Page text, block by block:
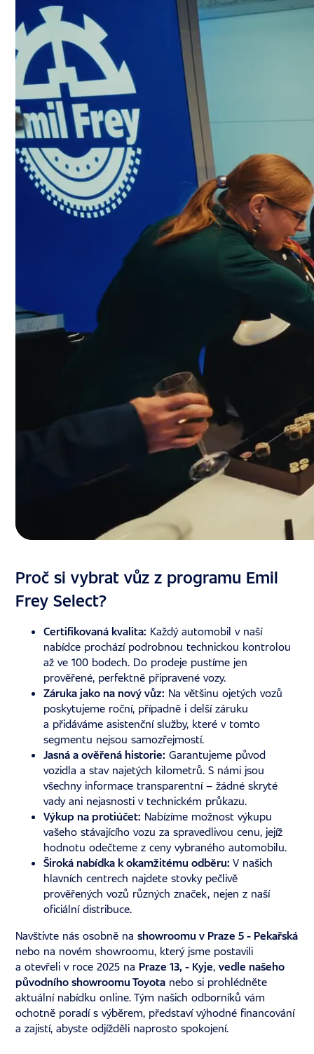
Proč si vybrat vůz z programu Emil
Frey Select?
Certifikovaná kvalita: Každý automobil v naší
nabídce prochází podrobnou technickou kontrolou
až ve 100 bodech. Do prodeje pustíme jen
prověřené, perfektně připravené vozy.
Záruka jako na nový vůz: Na většinu ojetých vozů
poskytujeme roční, případně i delší záruku
a přidáváme asistenční služby, které v tomto
segmentu nejsou samozřejmostí.
Jasná a ověřená historie: Garantujeme původ
vozidla a stav najetých kilometrů. S námi jsou
všechny informace transparentní – žádné skryté
vady ani nejasnosti v technickém průkazu.
Výkup na protiúčet: Nabízíme možnost výkupu
vašeho stávajícího vozu za spravedlivou cenu, jejíž
hodnotu odečteme z ceny vybraného automobilu.
Široká nabídka k okamžitému odběru: V našich
hlavních centrech najdete stovky pečlivě
prověřených vozů různých značek, nejen z naší
oficiální distribuce.
Navštivte nás osobně nashowroomu v Praze 5 - Pekařská
nebo na novém showroomu, který jsme postavili
a otevřeli v roce 2025 na Praze 13, - Kyje,vedle našeho
původního showroomu Toyota nebo si prohlédněte
aktuální nabídku online. Tým našich odborníků vám
ochotně poradí s výběrem, představí výhodné financování
a zajistí, abyste odjížděli naprosto spokojení.